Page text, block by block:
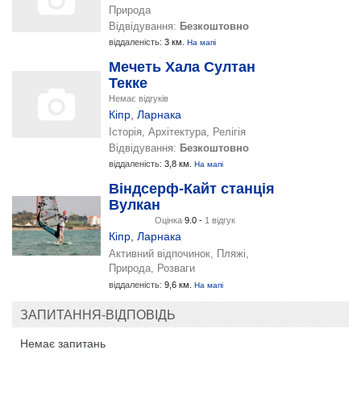
Природа
Відвідування: Безкоштовно
віддаленість: 3 км. На мапі
Мечеть Хала Султан
Текке
Немає відгуків
Кіпр Ларнака
Історія, Архітектура, Релігія
Відвідування: Безкоштовно
віддаленість: 3,8 км. На мапі
Віндсерф-Кайт станція
Вулкан
Оцінка 9.0 - 1 відгук
Кіпр Ларнака
Активний відпочинок, Пляжі,
Природа, Розваги
віддаленість: 9,6 км. На мапі
ЗАПИТАННЯ-ВІДПОВІДЬ
Немає запитань